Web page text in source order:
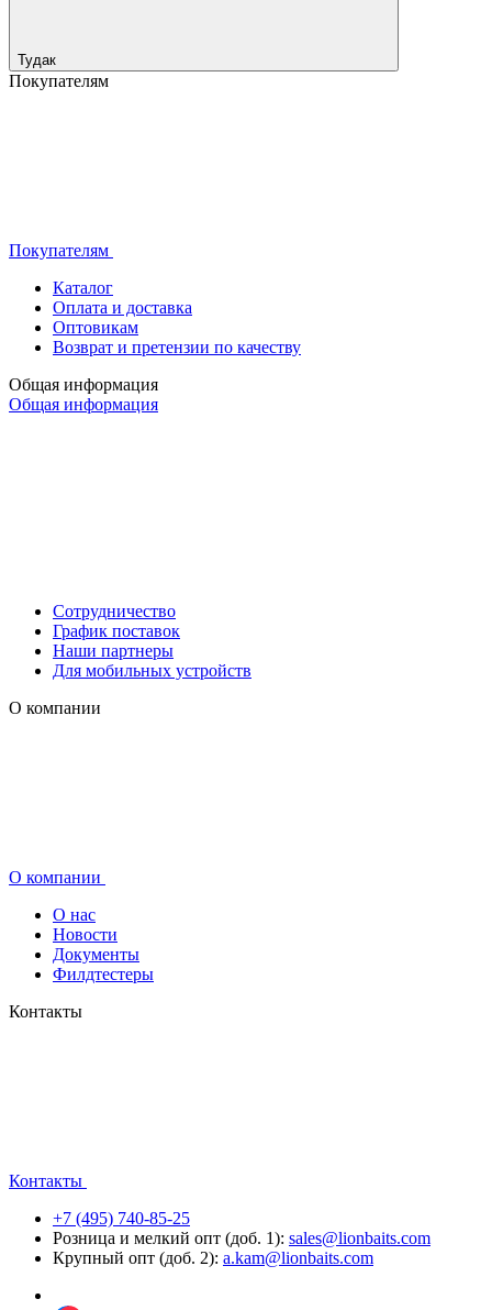
Тудак
Покупателям
Покупателям
Каталог
Оплата и доставка
Оптовикам
Возврат и претензии по качеству
Общая информация
Общая информация
Сотрудничество
График поставок
Наши партнеры
Для мобильных устройств
О компании
О компании
О нас
Новости
Документы
Филдтестеры
Контакты
Контакты
+7 (495) 740-85-25
Розница и мелкий опт (доб. 1): sales@lionbaits.com
Крупный опт (доб. 2): a.kam@lionbaits.com